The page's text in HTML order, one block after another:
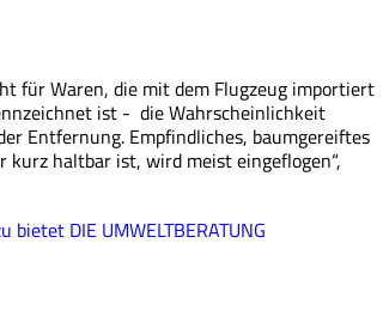
für Waren, die mit dem Flugzeug importiert
ist - die Wahrscheinlichkeit
Entfernung. Empfindliches, baumgereiftes
kurz haltbar ist, wird meist eingeflogen“,
DIE UMWELTBERATUNG